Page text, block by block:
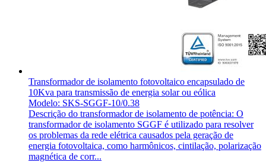
Transformador de isolamento fotovoltaico encapsulado de
10Kva para transmissão de energia solar ou eólica
Modelo: SKS-SGGF-10/0.38
Descrição do transformador de isolamento de potência: O
transformador de isolamento SGGF é utilizado para resolver
os problemas da rede elétrica causados pela geração de
energia fotovoltaica, como harmônicos, cintilação, polarização
magnética de corr...